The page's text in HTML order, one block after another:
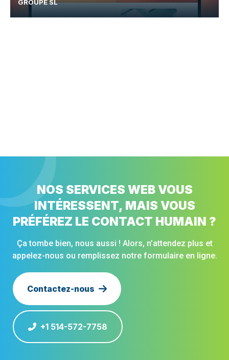
GROUPE SL
NOS SERVICES WEB VOUS
INTÉRESSENT, MAIS VOUS
PRÉFÉREZ LE CONTACT HUMAIN ?
Ça tombe bien, nous aussi ! Alors, n’attendez plus et
appelez-nous ou remplissez notre formulaire en ligne.
Contactez-nous
+1 514-572-7758